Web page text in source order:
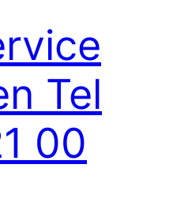
Tel
00